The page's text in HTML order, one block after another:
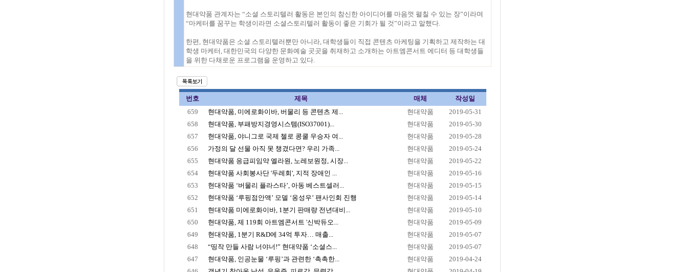
현대약품 관계자는 “소셜 스토리텔러 활동은 본인의 참신한 아이디어를 마음껏 펼칠 수 있는 장”이라며
“마케터를 꿈꾸는 학생이라면 소셜스토리텔러 활동이 좋은 기회가 될 것”이라고 말했다.
한편, 현대약품은 소셜 스토리텔러뿐만 아니라, 대학생들이 직접 콘텐츠 마케팅을 기획하고 제작하는 대
학생 마케터, 대한민국의 다양한 문화예술 곳곳을 취재하고 소개하는 아트엠콘서트 에디터 등 대학생들
을 위한 다채로운 프로그램을 운영하고 있다.
번호 제목 매체
작성일
659
현대약품, 미에로화이바, 버물리 등 콘텐츠 제... 현대약품
2019-05-31
658
현대약품, 부패방지경영시스템(ISO37001)... 현대약품
2019-05-30
657
현대약품, 야니그로 국제 첼로 콩쿨 우승자 여... 현대약품
2019-05-28
656
가정의 달 선물 아직 못 챙겼다면? 우리 가족... 현대약품
2019-05-24
655
현대약품 응급피임약 엘라원, 노레보원정, 시장... 현대약품
2019-05-22
654
현대약품 사회봉사단 '두레회', 지적 장애인 ... 현대약품
2019-05-16
653
현대약품 ‘버물리 플라스타’, 아동 베스트셀러... 현대약품
2019-05-15
652
현대약품 ‘루핑점안액’ 모델 ‘옹성우’ 팬사인회 진행 현대약품
2019-05-14
651
현대약품 미에로화이바, 1분기 판매량 전년대비... 현대약품
2019-05-10
650
현대약품, 제 119회 아트엠콘서트 '신박듀오... 현대약품
2019-05-09
649
현대약품, 1분기 R&D에 34억 투자… 매출... 현대약품
2019-05-07
648
“띵작 만들 사람 너야너!” 현대약품 ‘소셜스... 현대약품
2019-05-07
647
현대약품, 인공눈물 ‘루핑’과 관련한 ‘촉촉한... 현대약품
2019-04-24